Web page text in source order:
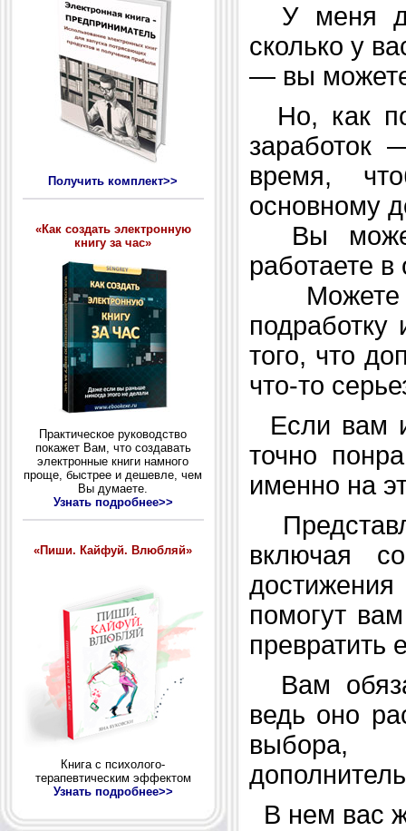
Получить комплект>>
«Как создать электронную
книгу за час»
Практическое руководство
покажет Вам, что создавать
электронные книги намного
проще, быстрее и дешевле, чем
Вы думаете.
Узнать подробнее>>
«Пиши. Кайфуй. Влюбляй»
Книга с психолого-
терапевтическим эффектом
Узнать подробнее>>
У меня
сколько у
— вы можете
Но, как
заработок
время,
основному
Вы
работаете
Можете
подработку
того, что
что-то
Если вам
точно
именно на
включая
помогут
превратить
Вам
ведь оно
выбора,
В нем вас